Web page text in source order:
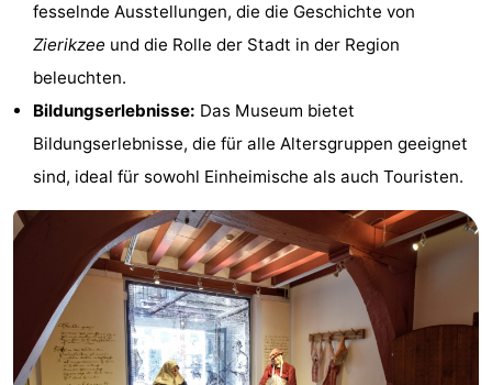
Indoor-
Spielplätze
Bowling
Minigolfplätze
Wellness-
Zentren
Dörfer
&
Natur
Führungen
Sport
-
fesselnde Ausstellungen, die die Geschichte von
Zierikzee und die Rolle der Stadt in der Region
beleuchten.
Bildungserlebnisse: Das Museum bietet
Bildungserlebnisse, die für alle Altersgruppen geeignet
sind, ideal für sowohl Einheimische als auch Touristen.